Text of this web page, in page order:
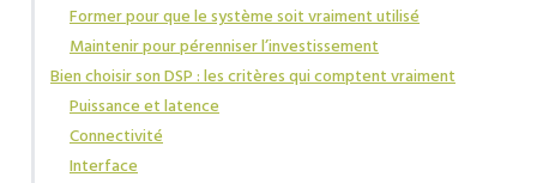
Former pour que le système soit vraiment utilisé
Maintenir pour pérenniser l’investissement
Bien choisir son DSP : les critères qui comptent vraiment
Puissance et latence
Connectivité
Interface